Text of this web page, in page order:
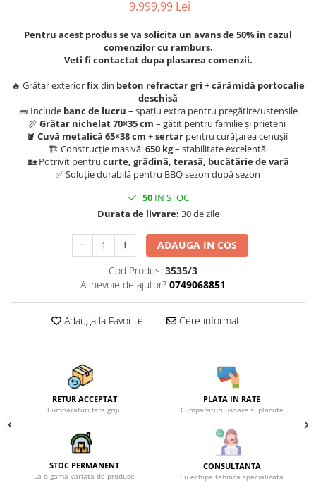
9.999,99 Lei
Pentru acest produs se va solicita un avans de 50% in cazul
comenzilor cu ramburs.
Veti fi contactat dupa plasarea comenzii.
🔥 Grătar exteriorfixdin beton refractar gri + cărămidă portocalie
deschisă
🧱 Include banc de lucru – spațiu extra pentru pregătire/ustensile
🍖 Grătar nichelat 70×35 cm – gătit pentru familie și prieteni
🪣 Cuvă metalică 65×38 cm +sertar pentru curățarea cenușii
🏗️ Construcție masivă:650 kg– stabilitate excelentă
🏡 Potrivit pentru curte, grădină, terasă, bucătărie de vară
✅ Soluție durabilă pentru BBQ sezon după sezon
50IN STOC
Durata de livrare: 30 de zile
ADAUGA IN COS
Cod Produs: 3535/3
Ai nevoie de ajutor? 0749068851
Adauga la Favorite Cere informatii
RETUR ACCEPTAT
Cumparaturi fara griji!
PLATA IN RATE
Cumparaturi usoare si placute
STOC PERMANENT
La o gama variata de produse
CONSULTANTA
Cu echipa tehnica specializata